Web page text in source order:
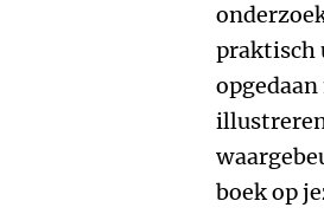
praktisch
boek op